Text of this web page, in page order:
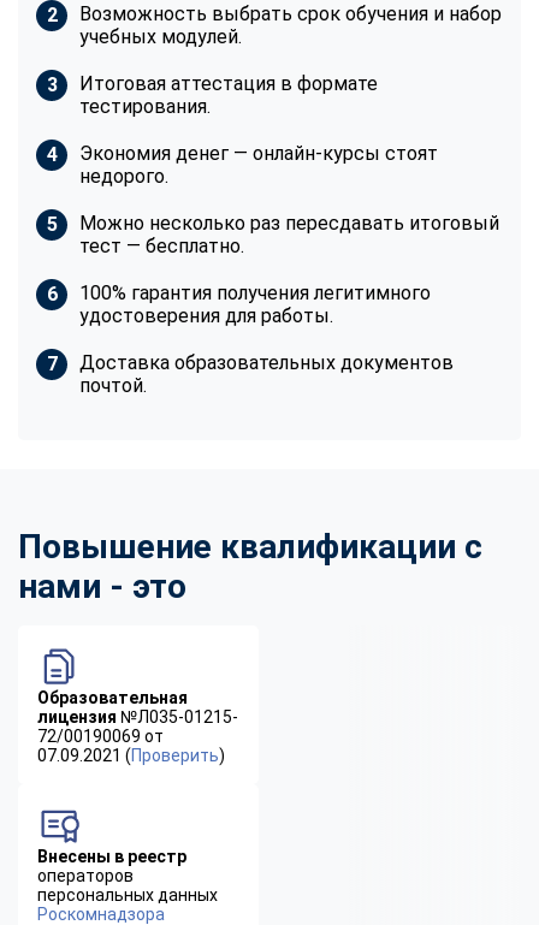
Возможность выбрать срок обучения и набор
учебных модулей.
Итоговая аттестация в формате
тестирования.
Экономия денег — онлайн-курсы стоят
недорого.
Можно несколько раз пересдавать итоговый
тест — бесплатно.
100% гарантия получения легитимного
удостоверения для работы.
Доставка образовательных документов
почтой.
Повышение квалификации с
нами - это
Образовательная
лицензия №Л035-01215-
72/00190069 от
07.09.2021 (Проверить)
Внесены в реестр
операторов
персональных данных
Роскомнадзора